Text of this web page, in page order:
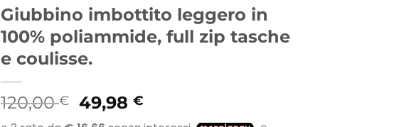
Giubbino imbottito leggero in
100% poliammide, full zip tasche
e coulisse.
120,00€
Il
prezzo
49,98€
prezzo